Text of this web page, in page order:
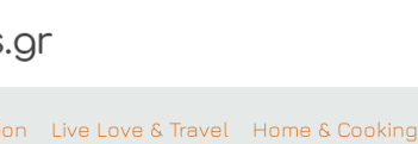
Live Love & Travel Home & Cooking